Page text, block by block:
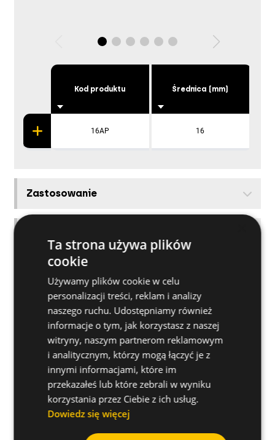
Kod produktu
16AP
Średnica (mm)
16
Zastosowanie
Jak zainstalować
Przydatne porady
Ta strona używa plików
cookie
Używamy plików cookie w celu
personalizacji treści, reklam i analizy
naszego ruchu. Udostępniamy również
informacje o tym, jak korzystasz z naszej
witryny, naszym partnerom reklamowym
i analitycznym, którzy mogą łączyć je z
innymi informacjami, które im
przekazałeś lub które zebrali w wyniku
korzystania przez Ciebie z ich usług.
Dowiedz się więcej